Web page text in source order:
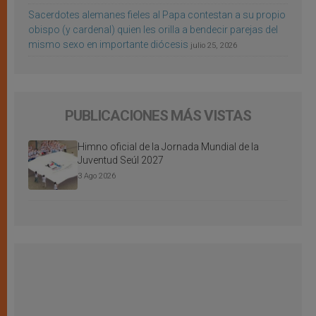
Sacerdotes alemanes fieles al Papa contestan a su propio
obispo (y cardenal) quien les orilla a bendecir parejas del
mismo sexo en importante diócesis julio 25, 2026
PUBLICACIONES MÁS VISTAS
Himno oficial de la Jornada Mundial de la
Juventud Seúl 2027
3 Ago 2026